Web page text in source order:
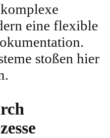
eine flexible
stoßen hier